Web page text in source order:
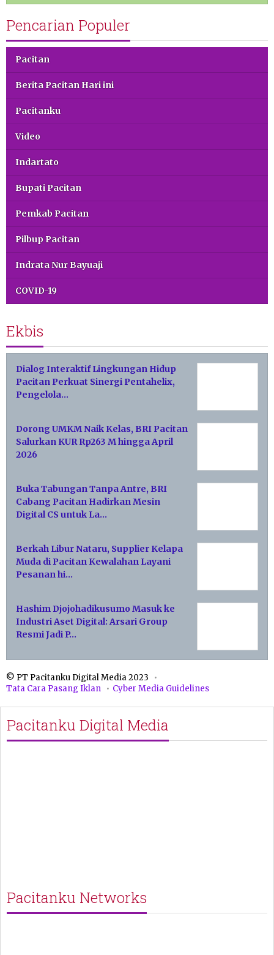
Pencarian Populer
Pacitan
Berita Pacitan Hari ini
Pacitanku
Video
Indartato
Bupati Pacitan
Pemkab Pacitan
Pilbup Pacitan
Indrata Nur Bayuaji
COVID-19
Ekbis
Dialog Interaktif Lingkungan Hidup
Pacitan Perkuat Sinergi Pentahelix,
Pengelola…
Dorong UMKM Naik Kelas, BRI Pacitan
Salurkan KUR Rp263 M hingga April
2026
Buka Tabungan Tanpa Antre, BRI
Cabang Pacitan Hadirkan Mesin
Digital CS untuk La…
Berkah Libur Nataru, Supplier Kelapa
Muda di Pacitan Kewalahan Layani
Pesanan hi…
Hashim Djojohadikusumo Masuk ke
Industri Aset Digital: Arsari Group
Resmi Jadi P…
© PT Pacitanku Digital Media 2023
Tata Cara Pasang Iklan
Cyber Media Guidelines
Pacitanku Digital Media
Pacitanku Networks